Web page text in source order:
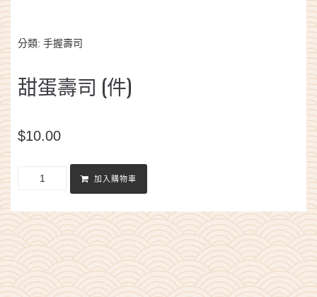
分類: 手握壽司
甜蛋壽司 (件)
$10.00
加入購物車